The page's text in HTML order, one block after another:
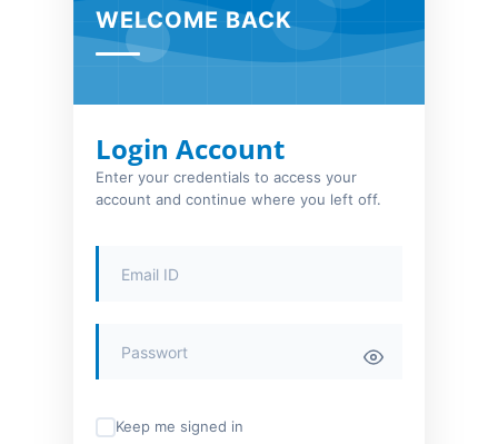
WELCOME BACK
Login Account
Enter your credentials to access your
account and continue where you left off.
Keep me signed in